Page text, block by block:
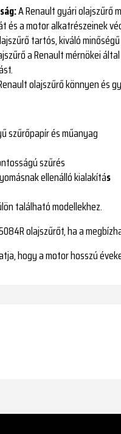
A Renault gyári olajszűrő
és a motor alkatrészeinek
tartós, kiváló
a Renault mérnökei
olajszűrő könnyen és
szűrőpapír és műanyag
szűrés
ellenálló kialakítás
található modellekhez.
olajszűrőt, ha a
hogy a motor hosszú